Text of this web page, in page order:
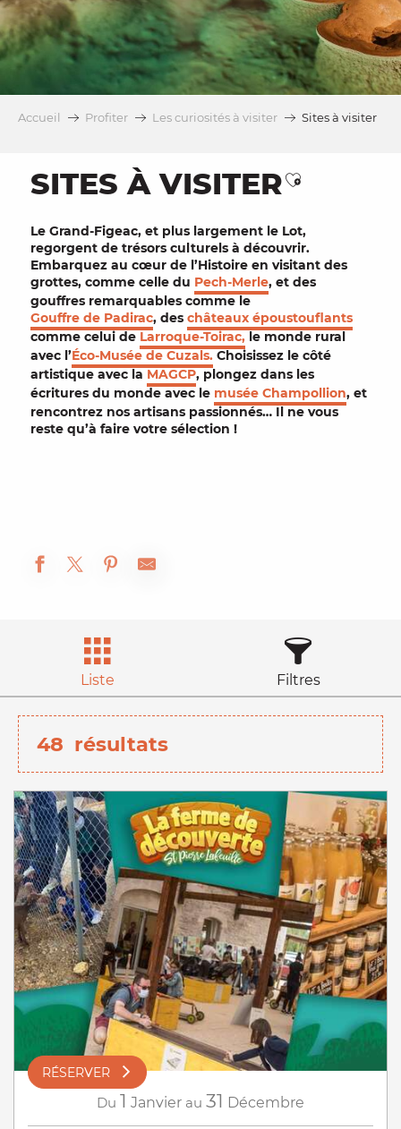
Accueil Profiter Les curiosités à visiter Sites à visiter
SITES À VISITERAjouter
Le Grand-Figeac, et plus largement le Lot,
regorgent de trésors culturels à découvrir.
Embarquez au cœur de l’Histoire en visitant des
grottes, comme celle du Pech-Merle, et des
gouffres remarquables comme le
Gouffre de Padirac, des châteaux époustouflants
comme celui de Larroque-Toirac, le monde rural
avec l’Éco-Musée de Cuzals. Choisissez le côté
artistique avec la MAGCP, plongez dans les
écritures du monde avec le musée Champollion, et
rencontrez nos artisans passionnés… Il ne vous
reste qu’à faire votre sélection !
Liste Filtres
48 résultats
RÉSERVER
Du 1 Janvier au 31 Décembre